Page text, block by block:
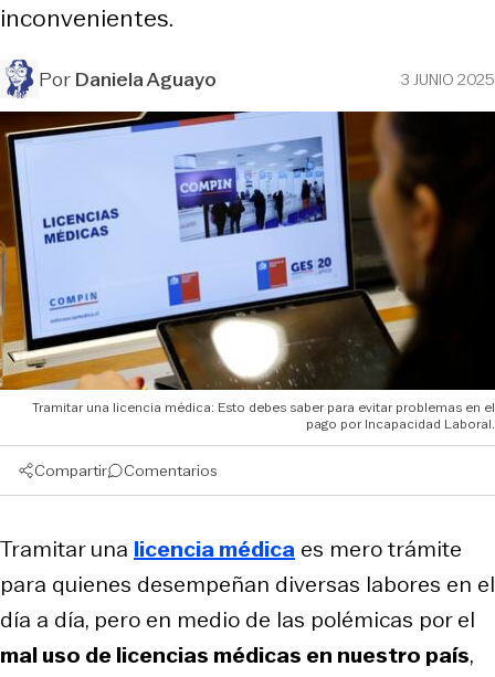
inconvenientes.
PorDaniela Aguayo 3 JUNIO 2025
Tramitar una licencia médica: Esto debes saber para evitar problemas en el
pago por Incapacidad Laboral.
Compartir Comentarios
Tramitar una licencia médica es mero trámite
para quienes desempeñan diversas labores en el
día a día, pero en medio de las polémicas por el
mal uso de licencias médicas en nuestro país,